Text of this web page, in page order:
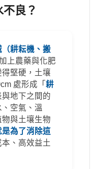
良？
耕耘機、搬
加上農藥與化肥
堅硬，土壤
處形成「 耕
與地下之間的
空氣、溫
與土壤生物
是為了消除這
、高效益土